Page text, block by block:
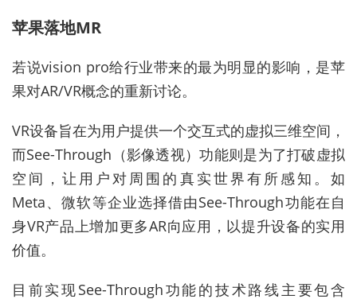
苹果落地MR
若说vision pro给行业带来的最为明显的影响，是苹
果对AR/VR概念的重新讨论。
VR设备旨在为用户提供一个交互式的虚拟三维空间，
而See-Through（影像透视）功能则是为了打破虚拟
空间，让用户对周围的真实世界有所感知。如
Meta、微软等企业选择借由See-Through功能在自
身VR产品上增加更多AR向应用，以提升设备的实用
价值。
目前实现See-Through功能的技术路线主要包含